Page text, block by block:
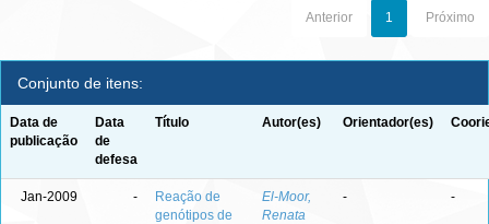
Anterior 1 Próximo
Conjunto de itens:
Data de
publicação
Data
de
defesa
Título Autor(es) Orientador(es)
Jan-2009 -
Reação de
genótipos de
El-Moor,
Renata
- -